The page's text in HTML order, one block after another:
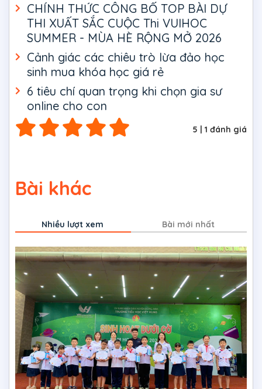
CHÍNH THỨC CÔNG BỐ TOP BÀI DỰ
THI XUẤT SẮC CUỘC Thi VUIHOC
SUMMER - MÙA HÈ RỘNG MỞ 2026
Cảnh giác các chiêu trò lừa đảo học
sinh mua khóa học giá rẻ
6 tiêu chí quan trọng khi chọn gia sư
online cho con
5 | 1 đánh giá
Bài khác
Nhiều lượt xem Bài mới nhất